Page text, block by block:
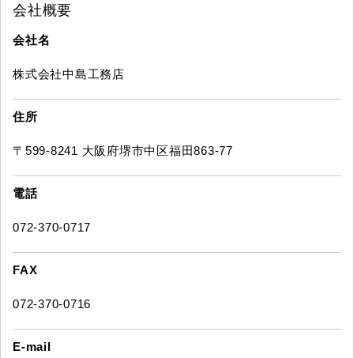
会社概要
会社名
株式会社中島工務店
住所
〒599-8241 大阪府堺市中区福田863-77
電話
072-370-0717
FAX
072-370-0716
E-mail